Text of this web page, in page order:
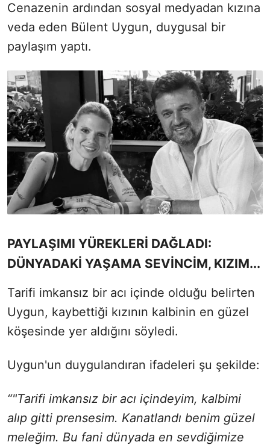
Cenazenin ardından sosyal medyadan kızına
veda eden Bülent Uygun, duygusal bir
paylaşım yaptı.
PAYLAŞIMI YÜREKLERİ DAĞLADI:
DÜNYADAKİ YAŞAMA SEVİNCİM, KIZIM...
Tarifi imkansız bir acı içinde olduğu belirten
Uygun, kaybettiği kızının kalbinin en güzel
köşesinde yer aldığını söyledi.
Uygun'un duygulandıran ifadeleri şu şekilde:
“"Tarifi imkansız bir acı içindeyim, kalbimi
alıp gitti prensesim. Kanatlandı benim güzel
meleğim. Bu fani dünyada en sevdiğimize